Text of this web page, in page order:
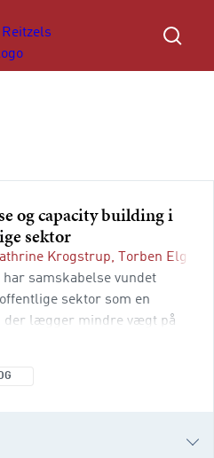
og capacity building i
sektor
Krogstrup,
Torben
har samskabelse vundet
sektor som en
der lægger mindre vægt på
og New Public Governance er,